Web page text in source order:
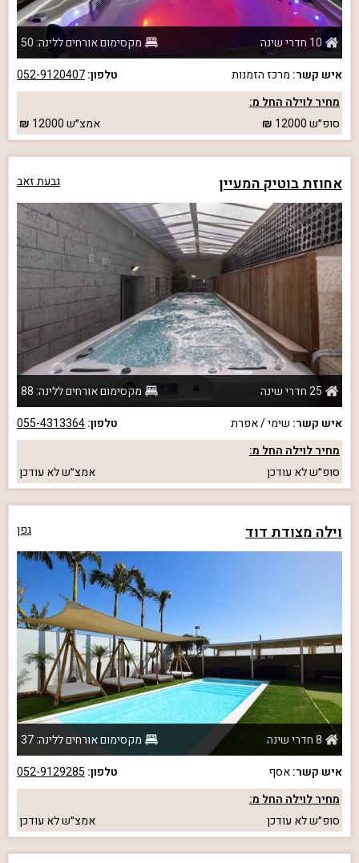
10 חדרי שינה
מקסימום אורחים ללינה: 50
איש קשר: מרכז הזמנות טלפון:052-9120407
מחיר לוילה החל מ:
סופ״ש12000 אמצ״ש12000
אחוזת בוטיק המעיין גבעת זאב
25 חדרי שינה
מקסימום אורחים ללינה: 88
איש קשר: שימי / אפרת טלפון:055-4313364
מחיר לוילה החל מ:
סופ״שלא עודכן אמצ״שלא עודכן
וילה מצודת דוד גפן
8 חדרי שינה
מקסימום אורחים ללינה: 37
איש קשר:אסף טלפון: 052-9129285
מחיר לוילה החל מ:
סופ״שלא עודכן אמצ״שלא עודכן